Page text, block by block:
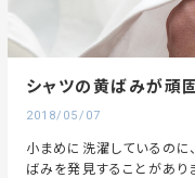
シャツの黄ばみが頑
2018/05/07
小まめに洗濯しているのに
ばみを発見することがあり